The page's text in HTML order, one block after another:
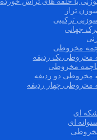
تراز
ترکیبی
جهانی
مخروطی
مخروطی یک ردیفه
مخروطی
مخروطی دو ردیفه
مخروطی چهار ردیفه
ای
ای